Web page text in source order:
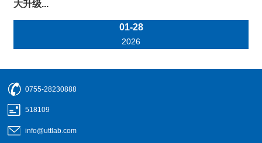
大升级...
01-28
2026
0755-28230888
518109
info@uttlab.com